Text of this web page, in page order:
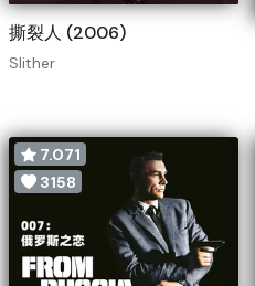
撕裂人 (2006)
Slither
7.071
3158